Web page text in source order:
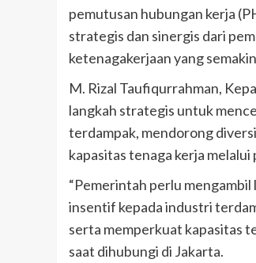
pemutusan hubungan kerja
strategis dan sinergis dari
ketenagakerjaan yang
M. Rizal Taufiqurrahman,
langkah strategis untuk
terdampak, mendorong
kapasitas tenaga kerja
“Pemerintah perlu
insentif kepada industri
serta memperkuat kapasitas
saat dihubungi di Jakarta.